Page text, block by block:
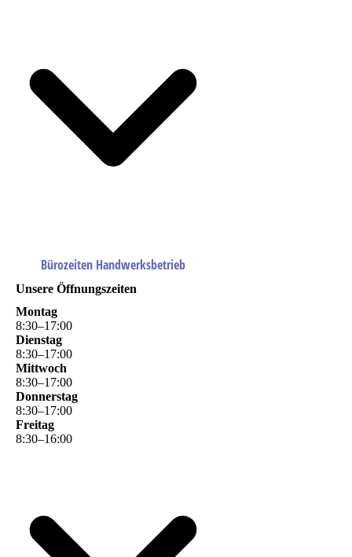
Bürozeiten Handwerksbetrieb
Unsere Öffnungszeiten
Montag
8:30–17:00
Dienstag
8:30–17:00
Mittwoch
8:30–17:00
Donnerstag
8:30–17:00
Freitag
8:30–16:00